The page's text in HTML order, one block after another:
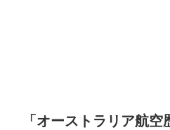
「オーストラリア航空